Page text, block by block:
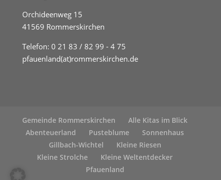
Orchideenweg 15
41569 Rommerskirchen
Telefon: 0 21 83 / 82 99 - 4 75
pfauenland(at)rommerskirchen.de
Gemeinde Rommerskirchen
Alle Kitas im Blick
Abenteuerland
Pusteblume
Sonnenhaus
Gillbach-Wichtel
Kleine Riesen
Kleine Strolche
Kleine Weltentdecker
Pfauenland